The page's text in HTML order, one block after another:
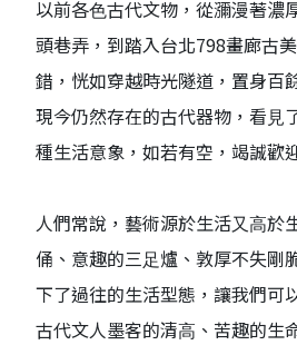
以前各⾊古代⽂物，從瀰漫著濃
頭巷弄，到踏入台北798畫廊古
錯，恍如穿越時光隧道，置身百
現今仍然存在的古代器物，看⾒
種⽣活意象，如若有空，竭誠歡
⼈們常說，藝術源於⽣活⼜⾼於
俑、意趣的三⾜爐、敦厚不失剛
下了過往的⽣活型態，讓我們可
古代⽂⼈墨客的清⾼、苦趣的⽣